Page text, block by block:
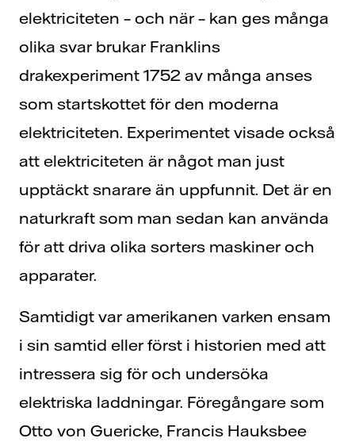
elektriciteten – och när – kan ges många
olika svar brukar Franklins
drakexperiment 1752 av många anses
som startskottet för den moderna
elektriciteten. Experimentet visade också
att elektriciteten är något man just
upptäckt snarare än uppfunnit. Det är en
naturkraft som man sedan kan använda
för att driva olika sorters maskiner och
apparater.
Samtidigt var amerikanen varken ensam
i sin samtid eller först i historien med att
intressera sig för och undersöka
elektriska laddningar. Föregångare som
Otto von Guericke, Francis Hauksbee